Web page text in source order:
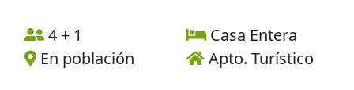
4 + 1
Casa Entera
En población
Apto. Turístico